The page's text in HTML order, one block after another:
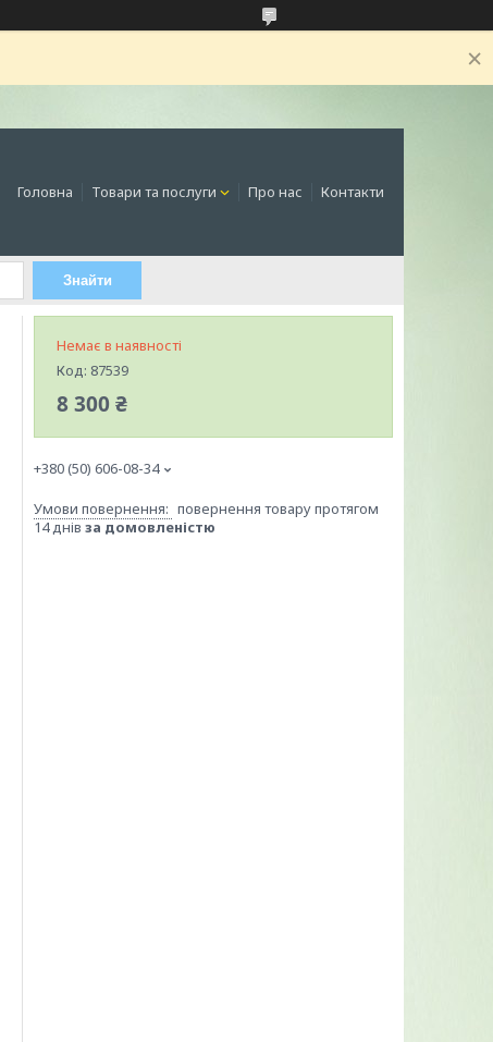
Головна Товари та послуги Про нас Контакти
Знайти
Немає в наявності
Код: 87539
8 300 ₴
+380 (50) 606-08-34
повернення товару протягом
14 днів за домовленістю